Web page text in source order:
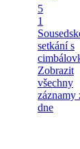
5
1
setkání s
Zobrazit
všechny
záznamy
dne